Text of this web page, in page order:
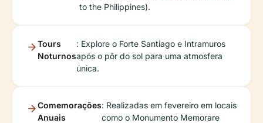
to the Philippines).
Tours
Noturnos
: Explore o Forte Santiago e Intramuros
após o pôr do sol para uma atmosfera
única.
Comemorações
Anuais
: Realizadas em fevereiro em locais
como o Monumento Memorare